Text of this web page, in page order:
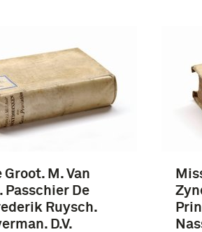
Groot. M. Van
Passchier De
Ruysch.
D.V.